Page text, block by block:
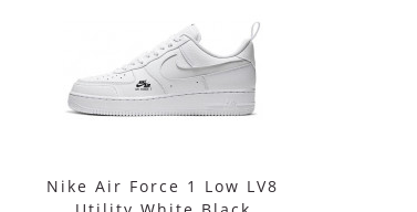
Nike Air Force 1 Low LV8